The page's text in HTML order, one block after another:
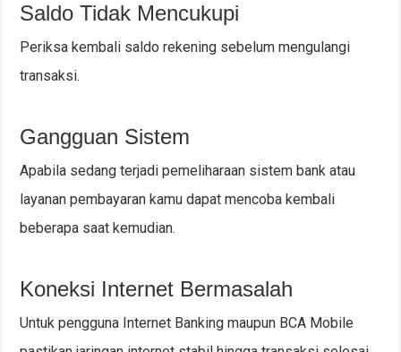
Saldo Tidak Mencukupi
Periksa kembali saldo rekening sebelum mengulangi
transaksi.
Gangguan Sistem
Apabila sedang terjadi pemeliharaan sistem bank atau
layanan pembayaran kamu dapat mencoba kembali
beberapa saat kemudian.
Koneksi Internet Bermasalah
Untuk pengguna Internet Banking maupun BCA Mobile